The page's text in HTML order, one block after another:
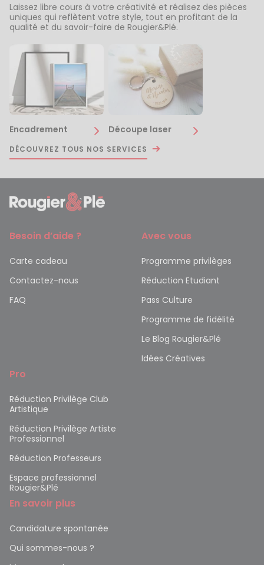
Laissez libre cours à votre créativité et réalisez des pièces
uniques qui reflètent votre style, tout en profitant de la
qualité et du savoir-faire de Rougier&Plé.
Encadrement Découpe laser
DÉCOUVREZ TOUS NOS SERVICES
Besoin d’aide ?
Carte cadeau
Contactez-nous
FAQ
Avec vous
Programme privilèges
Réduction Etudiant
Pass Culture
Programme de fidélité
Le Blog Rougier&Plé
Idées Créatives
Pro
Réduction Privilège Club
Artistique
Réduction Privilège Artiste
Professionnel
Réduction Professeurs
Espace professionnel
Rougier&Plé
En savoir plus
Candidature spontanée
Qui sommes-nous ?